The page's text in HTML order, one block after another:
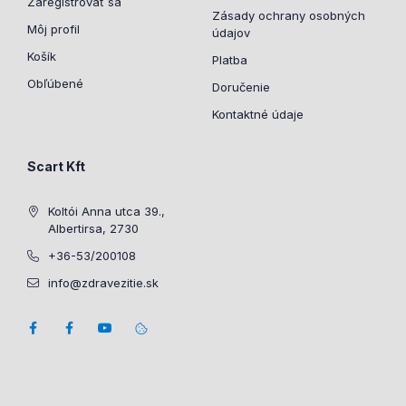
Môj profil
Košík
Obľúbené
Zásady ochrany osobných
údajov
Platba
Doručenie
Kontaktné údaje
Scart Kft
Koltói Anna utca 39.,
Albertirsa, 2730
+36-53/200108
info@zdravezitie.sk